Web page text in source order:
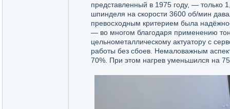
представленный в 1975 году, — только
шпинделя на скорости 3600 об/мин
превосходным критерием была
— во многом благодаря применению
цельнометаллическому актуатору с
работы без сбоев. Немаловажным
70%. При этом нагрев уменьшился на